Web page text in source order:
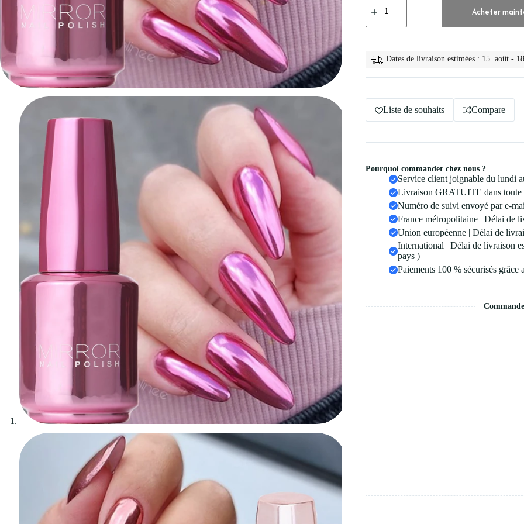
de
Vernis
Metallique
Couleurs
couleurs
Acheter
Dates de livraison estimées : 15. août -
Liste de souhaits Compare
Pourquoi commander chez nous ?
Service client joignable du lundi
Livraison GRATUITE dans toute
Numéro de suivi envoyé par e-
France métropolitaine | Délai de
Union européenne | Délai de
International | Délai de livraison
pays )
Paiements 100 % sécurisés grâce